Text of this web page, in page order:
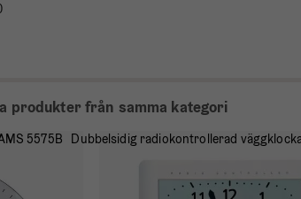
produkter från samma kategori